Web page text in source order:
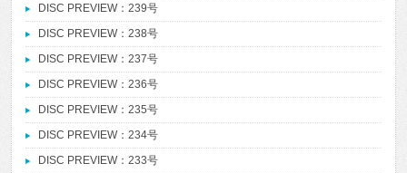
DISC PREVIEW：239号
DISC PREVIEW：238号
DISC PREVIEW：237号
DISC PREVIEW：236号
DISC PREVIEW：235号
DISC PREVIEW：234号
DISC PREVIEW：233号